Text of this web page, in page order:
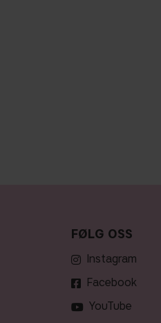
FØLG OSS
Instagram
Facebook
YouTube